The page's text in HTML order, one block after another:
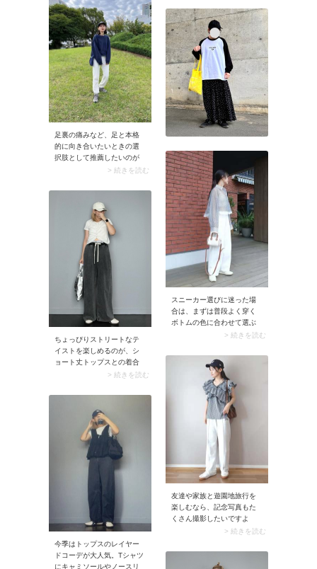
をもたらし、黒パンツとの
ワンカラーコーデが表情豊
かに決まります。インナー
はキャミソールを選びヘル
シーに肌見せしたら、バッ
グやシューズで白をプラ
ス。白×黒のさりげないメリ
ハリによりブラックコーデ
が重たく見えませんよ。
キリ仕上がります。
足裏の痛みなど、足と本格
的に向き合いたいときの選
択肢として推薦したいのが
「New Balance（ニューバ
クッション性に優れたモデ
ルが多いから、お悩みに合
った一足が見つかるはずで
す。中でもNew
Balance（ニューバランス）
といえばのグレースニーカ
ーは、ホワイトパンツとの
相性もよく使いやすいです
> 続きを読む
スニーカー選びに迷った場
合は、まずは普段よく穿く
ボトムの色に合わせて選ぶ
と簡単です。例えば白など
のはオールホワイトのクリ
ーンなスニーカー。コーデ
を選ばず合わせられるのも
魅力です。また、ボリュー
ムの出すぎないシャープな
フォルムのスニーカーな
ら、どんなシルエットのパ
ンツにも合わせやすいです
> 続きを読む
ちょっぴりストリートなテ
イストを楽しめるのが、シ
ョート丈トップスとの着合
わせ。ほんの少し素肌が覗
ーデがヘルシーで軽やかな
カーでスポーティなニュア
ンスを足すのも、このスタ
イリングのムードにマッチ
> 続きを読む
友達や家族と遊園地旅行を
楽しむなら、記念写真もた
くさん撮影したいですよ
ね。「どうせなら可愛い服
という方も多いはず。そこ
でおすすめなのが、可愛げ
> 続きを読む
今季はトップスのレイヤー
ドコーデが大人気。Tシャツ
にキャミソールやノースリ